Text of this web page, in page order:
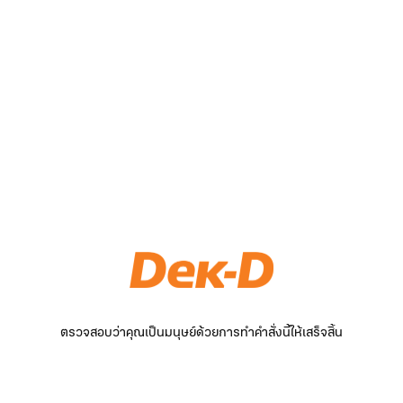
ตรวจสอบว่าคุณเป็นมนุษย์ด้วยการทำคำสั่งนี้ให้เสร็จสิ้น